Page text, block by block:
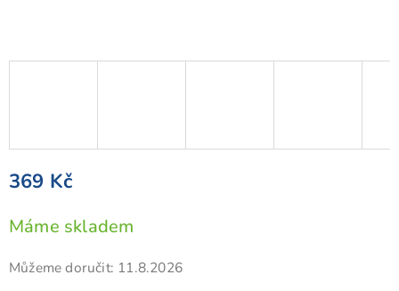
369 Kč
Měrná
cena:
Máme skladem
Můžeme doručit: 11.8.2026